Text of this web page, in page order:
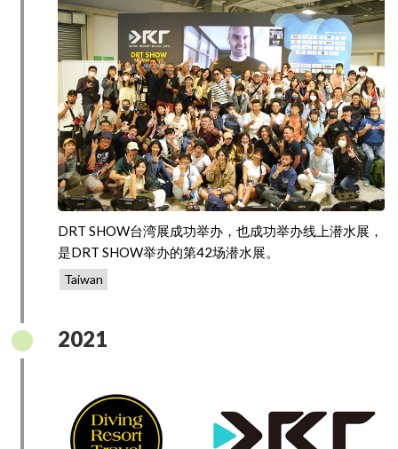
DRT SHOW台湾展成功举办，也成功举办线上潜水展，
是DRT SHOW举办的第42场潜水展。
Taiwan
2021